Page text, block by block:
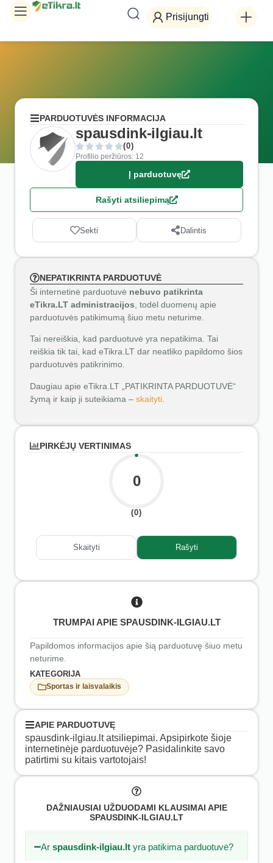
Prisijungti
PARDUOTUVĖS INFORMACIJA
spausdink-ilgiau.lt
(0)
Profilio peržiūros: 12
Į parduotuvę
Rašyti atsiliepimą
Sekti Dalintis
NEPATIKRINTA PARDUOTUVĖ
Ši internetinė parduotuvė nebuvo patikrinta
eTikra.LT administracijos , todėl duomenų apie
parduotuvės patikimumą šiuo metu neturime.
Tai nereiškia, kad parduotuvė yra nepatikima. Tai
reiškia tik tai, kad eTikra.LT dar neatliko papildomo šios
parduotuvės patikrinimo.
Daugiau apie eTikra.LT „PATIKRINTA PARDUOTUVĖ“
žymą ir kaip ji suteikiama – skaityti
PIRKĖJŲ VERTINIMAS
0
(0)
Skaityti Rašyti
TRUMPAI APIE SPAUSDINK-ILGIAU.LT
Papildomos informacijos apie šią parduotuvę šiuo metu
neturime.
KATEGORIJA
Sportas ir laisvalaikis
APIE PARDUOTUVĘ
spausdink-ilgiau.lt atsiliepimai. Apsipirkote šioje
internetinėje parduotuvėje? Pasidalinkite savo
patirtimi su kitais vartotojais!
DAŽNIAUSIAI UŽDUODAMI KLAUSIMAI APIE
SPAUSDINK-ILGIAU.LT
Arspausdink-ilgiau.lt yra patikima parduotuvė?